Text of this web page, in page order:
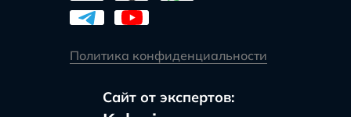
Политика конфиденциальности
Сайт от экспертов: